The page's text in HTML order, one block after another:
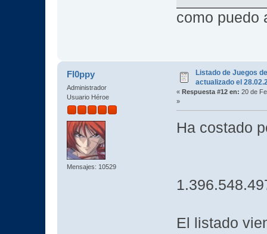
como puedo
Fl0ppy
Administrador
Usuario Héroe
Mensajes: 10529
Listado de Juegos
actualizado el
« Respuesta #12 en: 20 de
»
Ha costado
El listado